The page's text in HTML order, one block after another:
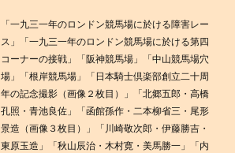
「一九三一年のロンドン競馬場に於ける障害レー
ス」「一九三一年のロンドン競馬場に於ける第四
コーナーの接戦」「阪神競馬場」「中山競馬場穴
場」「根岸競馬場」「日本騎士倶楽部創立二十周
年の記念撮影（画像２枚目）」「北郷五郎・高橋
孔照・青池良佐」「函館孫作・二本柳省三・尾形
景造（画像３枚目）」「川崎敬次郎・伊藤勝吉・
東原玉造」「秋山辰治・木村寛・美馬勝一」「内